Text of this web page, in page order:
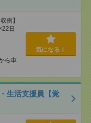
例】
日
ら車
気になる！
生活支援員【覚